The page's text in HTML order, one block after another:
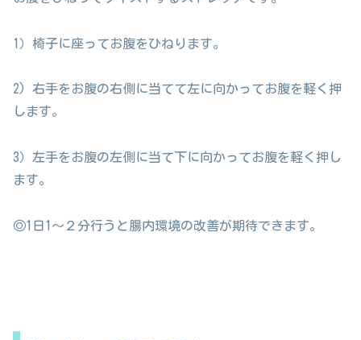
1）椅子に座ってお腹をひねります。
2) 右手をお腹の右側に当てて左に向かってお腹を軽く押
します。
3）左手をお腹の左側に当て下に向かってお腹を軽く押し
ます。
◎1日1〜２分行うと腸内環境の改善が期待できます。